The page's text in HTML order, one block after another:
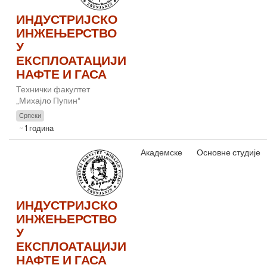
ИНДУСТРИЈСКО
ИНЖЕЊЕРСТВО
У
ЕКСПЛОАТАЦИЈИ
НАФТЕ И ГАСА
Технички факултет
„Михајло Пупин“
Српски
1 година
ИНДУСТРИЈСКО
ИНЖЕЊЕРСТВО
У
ЕКСПЛОАТАЦИЈИ
НАФТЕ И ГАСА
Академске Основне студије